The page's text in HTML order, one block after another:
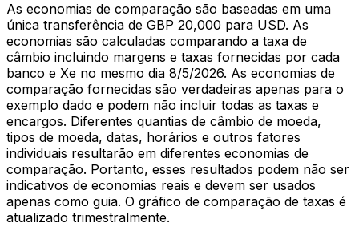
As economias de comparação são baseadas em uma
única transferência de GBP 20,000 para USD. As
economias são calculadas comparando a taxa de
câmbio incluindo margens e taxas fornecidas por cada
banco e Xe no mesmo dia 8/5/2026. As economias de
comparação fornecidas são verdadeiras apenas para o
exemplo dado e podem não incluir todas as taxas e
encargos. Diferentes quantias de câmbio de moeda,
tipos de moeda, datas, horários e outros fatores
individuais resultarão em diferentes economias de
comparação. Portanto, esses resultados podem não ser
indicativos de economias reais e devem ser usados
apenas como guia. O gráfico de comparação de taxas é
atualizado trimestralmente.